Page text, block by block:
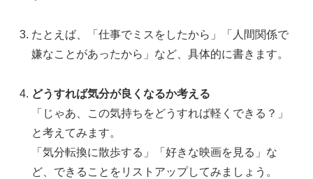
たとえば、「仕事でミスをしたから」「人間関係で
嫌なことがあったから」など、具体的に書きます。
どうすれば気分が良くなるか考える
「じゃあ、この気持ちをどうすれば軽くできる？」
と考えてみます。
「気分転換に散歩する」「好きな映画を見る」な
ど、できることをリストアップしてみましょう。